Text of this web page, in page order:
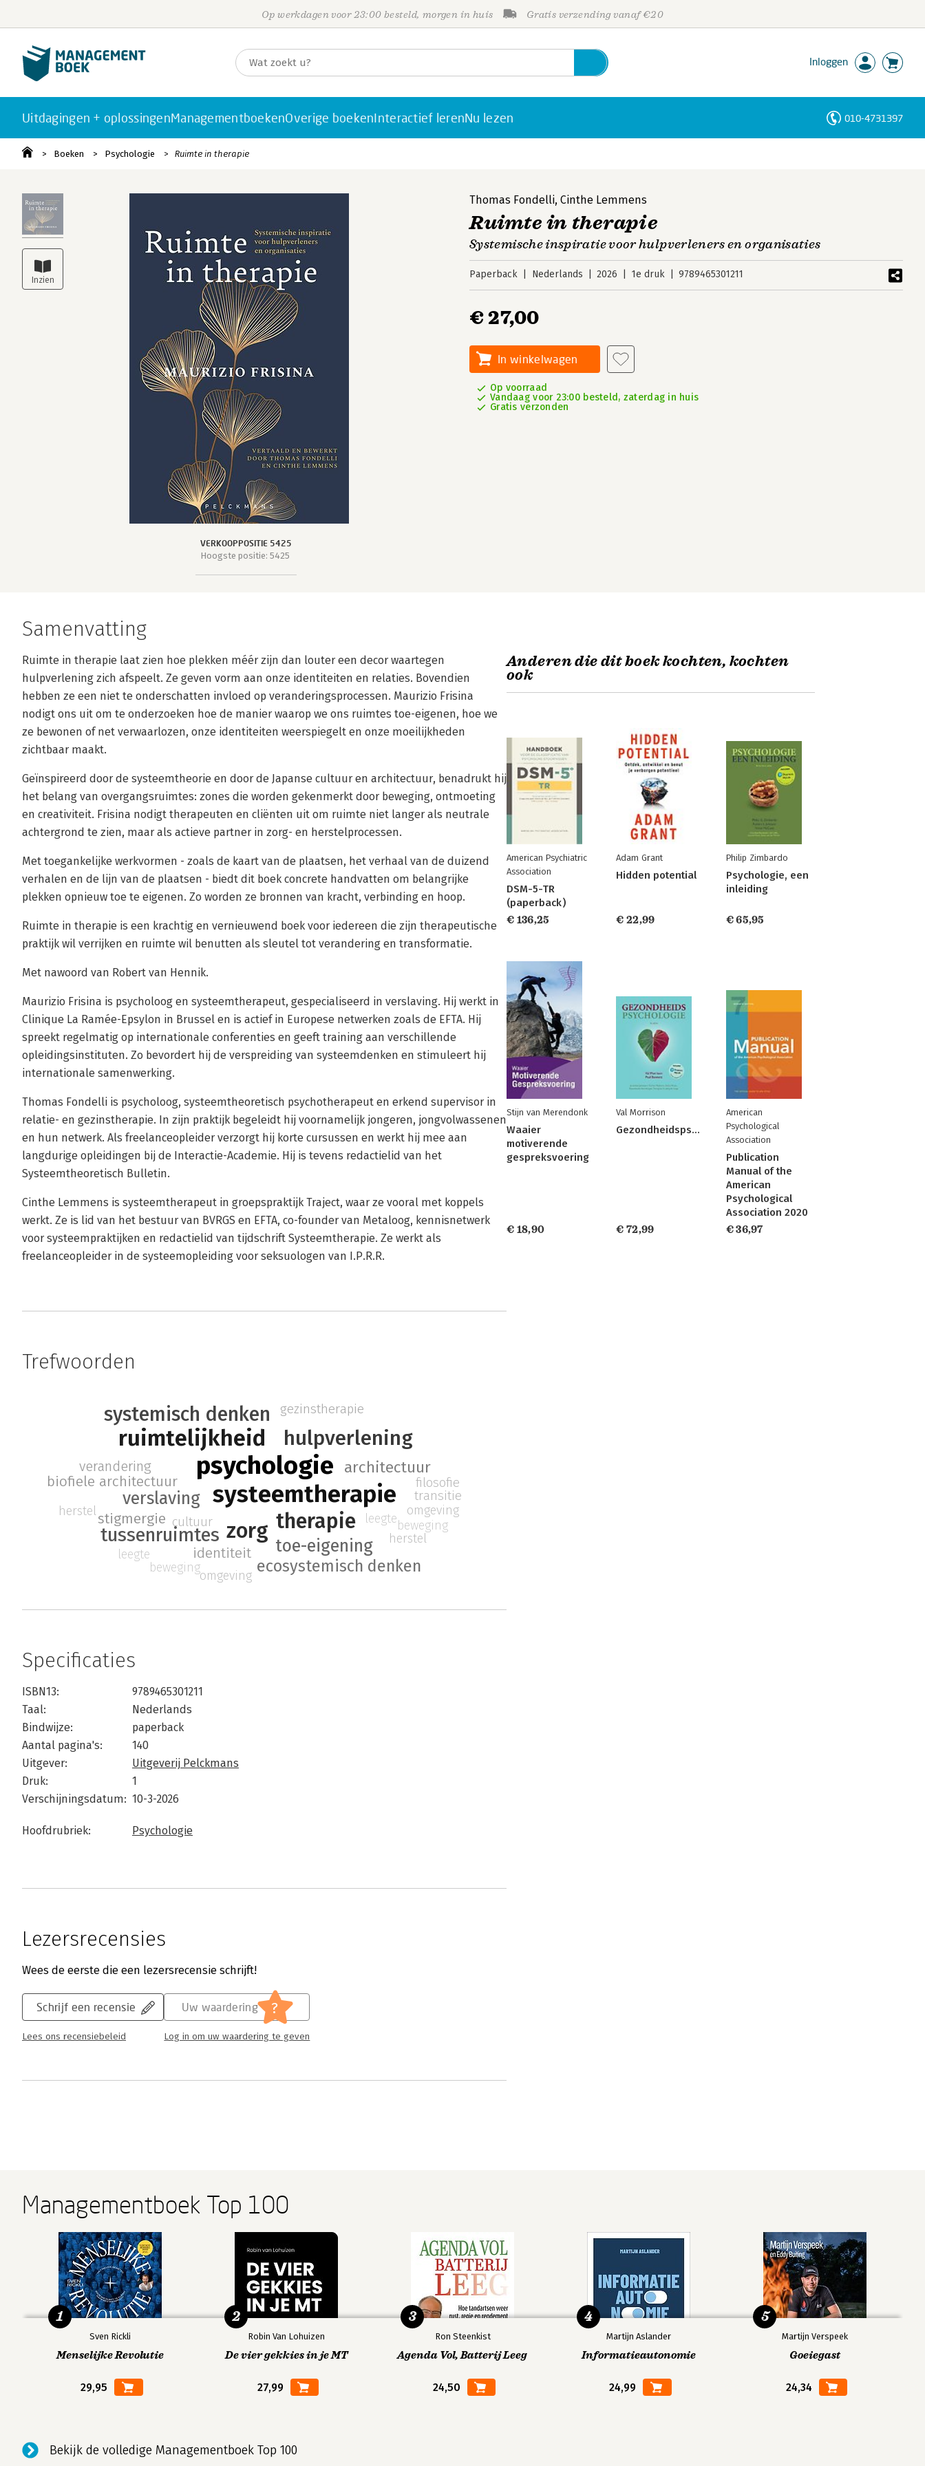
Op werkdagen voor 23:00 besteld, morgen in huis Gratis verzending vanaf €20
Inloggen
Uitdagingen + oplossingenManagementboekenOverige boekenInteractief lerenNu lezen 010-4731397
Boeken Psychologie Ruimte in therapie
VERKOOPPOSITIE 5425
Hoogste positie: 5425
Thomas Fondelli, Cinthe Lemmens
Ruimte in therapie
Systemische inspiratie voor hulpverleners en organisaties
Paperback Nederlands 2026 1e druk 9789465301211
€ 27,00
In winkelwagen
Op voorraad
Vandaag voor 23:00 besteld, zaterdag in huis
Gratis verzonden
Samenvatting
Ruimte in therapie laat zien hoe plekken méér zijn dan louter een decor waartegen
hulpverlening zich afspeelt. Ze geven vorm aan onze identiteiten en relaties. Bovendien
hebben ze een niet te onderschatten invloed op veranderingsprocessen. Maurizio Frisina
nodigt ons uit om te onderzoeken hoe de manier waarop we ons ruimtes toe-eigenen, hoe we
ze bewonen of net verwaarlozen, onze identiteiten weerspiegelt en onze moeilijkheden
zichtbaar maakt.
Geïnspireerd door de systeemtheorie en door de Japanse cultuur en architectuur, benadrukt hij
het belang van overgangsruimtes: zones die worden gekenmerkt door beweging, ontmoeting
en creativiteit. Frisina nodigt therapeuten en cliënten uit om ruimte niet langer als neutrale
achtergrond te zien, maar als actieve partner in zorg- en herstelprocessen.
Met toegankelijke werkvormen - zoals de kaart van de plaatsen, het verhaal van de duizend
verhalen en de lijn van de plaatsen - biedt dit boek concrete handvatten om belangrijke
plekken opnieuw toe te eigenen. Zo worden ze bronnen van kracht, verbinding en hoop.
Ruimte in therapie is een krachtig en vernieuwend boek voor iedereen die zijn therapeutische
praktijk wil verrijken en ruimte wil benutten als sleutel tot verandering en transformatie.
Met nawoord van Robert van Hennik.
Maurizio Frisina is psycholoog en systeemtherapeut, gespecialiseerd in verslaving. Hij werkt in
Clinique La Ramée-Epsylon in Brussel en is actief in Europese netwerken zoals de EFTA. Hij
spreekt regelmatig op internationale conferenties en geeft training aan verschillende
opleidingsinstituten. Zo bevordert hij de verspreiding van systeemdenken en stimuleert hij
internationale samenwerking.
Thomas Fondelli is psycholoog, systeemtheoretisch psychotherapeut en erkend supervisor in
relatie- en gezinstherapie. In zijn praktijk begeleidt hij voornamelijk jongeren, jongvolwassenen
en hun netwerk. Als freelanceopleider verzorgt hij korte cursussen en werkt hij mee aan
langdurige opleidingen bij de Interactie-Academie. Hij is tevens redactielid van het
Systeemtheoretisch Bulletin.
Cinthe Lemmens is systeemtherapeut in groepspraktijk Traject, waar ze vooral met koppels
werkt. Ze is lid van het bestuur van BVRGS en EFTA, co-founder van Metaloog, kennisnetwerk
voor systeempraktijken en redactielid van tijdschrift Systeemtherapie. Ze werkt als
freelanceopleider in de systeemopleiding voor seksuologen van I.P.R.R.
Trefwoorden
psychologie
systeemtherapie
therapie
zorg
ruimtelijkheid
systemisch denken
hulpverlening
toe-eigening
verslaving
tussenruimtes
ecosystemisch denken
architectuur
stigmergie
biofiele architectuur
identiteit
verandering
cultuur
gezinstherapie
filosofie
transitie
omgeving
beweging
leegte
herstel
omgeving
beweging
leegte
herstel
Specificaties
ISBN13:
9789465301211
Taal:
Nederlands
Bindwijze:
paperback
Aantal pagina's:
140
Uitgever:
Uitgeverij Pelckmans
Druk:
1
Verschijningsdatum: 10-3-2026
Hoofdrubriek: Psychologie
Lezersrecensies
Wees de eerste die een lezersrecensie schrijft!
Schrijf een recensie
Lees ons recensiebeleid
Uw waardering ?
Log in om uw waardering te geven
Anderen die dit boek kochten, kochten
ook
American Psychiatric
Association
DSM-5-TR
(paperback)
€ 136,25
Adam Grant
Hidden potential
€ 22,99
Philip Zimbardo
Psychologie, een
inleiding
€ 65,95
Stijn van Merendonk
Waaier
motiverende
gespreksvoering
€ 18,90
Val Morrison
Gezondheidspsychologie
€ 72,99
American
Psychological
Association
Publication
Manual of the
American
Psychological
Association 2020
€ 36,97
Managementboek Top 100
Sven Rickli
Menselijke Revolutie
29,95
1
Robin Van Lohuizen
De vier gekkies in je MT
27,99
2
Ron Steenkist
Agenda Vol, Batterij Leeg
24,50
3
Martijn Aslander
Informatieautonomie
24,99
4
Martijn Verspeek
Goeiegast
24,34
5
Bekijk de volledige Managementboek Top 100
Personen